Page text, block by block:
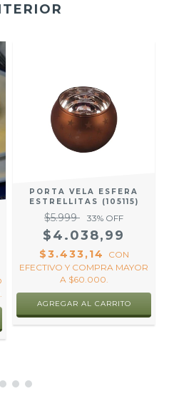
PORTA VELA ESFERA
ESTRELLITAS (105115)
$5.999 33% OFF
$4.038,99
$3.433,14
CON
EFECTIVO Y COMPRA MAYOR
A $60.000.